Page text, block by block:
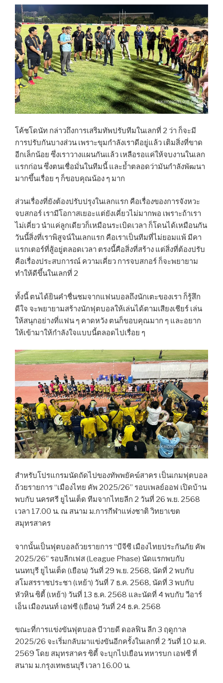
โค้ชโดนัท กล่าวถึงการเสริมทัพปรับทีมในเลกที่ 2 ว่า ก็จะมี
การปรับกันบางส่วน เพราะขุมกำลังเราดีอยู่แล้ว เติมสิ่งที่ขาด
อีกเล็กน้อย ซึ่งเราวางแผนกันแล้ว เหลือรอแค่ให้จบงานในเลก
แรกก่อน ซึ่งตนเชื่อมั่นในทีมนี้ และย้ำตลอดว่ามันกำลังพัฒนา
มากขึ้นเรื่อย ๆ ก็ขอบคุณน้อง ๆ มาก
ส่วนเรื่องที่ยังต้องปรับปรุงในเลกแรก คือเรื่องของการจังหวะ
จบสกอร์ เรามีโอกาสเยอะแต่ยังเคี่ยวไม่มากพอ เพราะถ้าเรา
ไม่เคี่ยว นำแค่ลูกเดียวก็เหมือนระเบิดเวลา ก็โดนได้เหมือนกัน
วันนี้สิ่งที่เราพิสูจน์ในเลกแรก คือเราเป็นทีมที่ไม่ยอมแพ้ มีคา
แรกเตอร์ที่สู้อยู่ตลอดเวลา ตรงนี้คือสิ่งที่สร้าง แต่สิ่งที่ต้องปรับ
คือเรื่องประสบการณ์ ความเคี่ยว การจบสกอร์ ก็จะพยายาม
ทำให้ดีขึ้นในเลกที่ 2
ทั้งนี้ ตนได้ยินคำชื่นชมจากแฟนบอลถึงนักเตะของเรา ก็รู้สึก
ดีใจ จะพยายามสร้างนักฟุตบอลให้เล่นได้ตามเสียงเชียร์ เล่น
ให้สนุกอย่างที่แฟน ๆ คาดหวัง ตนก็ขอบคุณมาก ๆ และอยาก
ให้เข้ามาให้กำลังใจแบบนี้ตลอดไปเรื่อย ๆ
สำหรับโปรแกรมนัดถัดไปของทัพพยัคฆ์สาคร เป็นเกมฟุตบอล
ถ้วยรายการ “เมืองไทย คัพ 2025/26” รอบเพลย์ออฟ เปิดบ้าน
พบกับ นครศรี ยูไนเต็ด ทีมจากไทยลีก 2 วันที่ 26 พ.ย. 2568
เวลา 17.00 น. ณ สนาม ม.การกีฬาแห่งชาติ วิทยาเขต
สมุทรสาคร
จากนั้นเป็นฟุตบอลถ้วยรายการ “บีจีซี เมืองไทยประกันภัย คัพ
2025/26” รอบลีกเฟส (League Phase) นัดแรกพบกับ
นนทบุรี ยูไนเต็ด (เยือน) วันที่ 29 พ.ย. 2568, นัดที่ 2 พบกับ
สโมสรราชประชา (เหย้า) วันที่ 7 ธ.ค. 2568, นัดที่ 3 พบกับ
หัวหิน ซิตี้ (เหย้า) วันที่ 13 ธ.ค. 2568 และนัดที่ 4 พบกับ วีอาร์
เอ็น เมืองนนท์ เอฟซี (เยือน) วันที่ 24 ธ.ค. 2568
ขณะที่การแข่งขันฟุตบอล บีวายดี ดอลฟิน ลีก 3 ฤดูกาล
2025/26 จะเริ่มกลับมาแข่งขันอีกครั้งในเลกที่ 2 วันที่ 10 ม.ค.
2569 โดย สมุทรสาคร ซิตี้ จะบุกไปเยือน ทหารบก เอฟซี ที่
สนาม ม.กรุงเทพธนบุรี เวลา 16.00 น.